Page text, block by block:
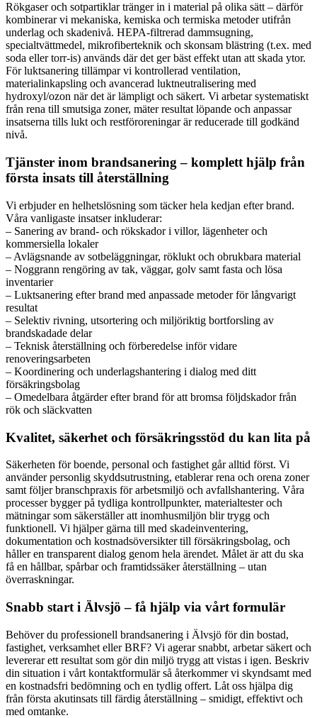
Rökgaser och sotpartiklar tränger in i material på olika sätt – därför
kombinerar vi mekaniska, kemiska och termiska metoder utifrån
underlag och skadenivå. HEPA-filtrerad dammsugning,
specialtvättmedel, mikrofiberteknik och skonsam blästring (t.ex. med
soda eller torr-is) används där det ger bäst effekt utan att skada ytor.
För luktsanering tillämpar vi kontrollerad ventilation,
materialinkapsling och avancerad luktneutralisering med
hydroxyl/ozon när det är lämpligt och säkert. Vi arbetar systematiskt
från rena till smutsiga zoner, mäter resultat löpande och anpassar
insatserna tills lukt och restföroreningar är reducerade till godkänd
nivå.
Tjänster inom brandsanering – komplett hjälp från
första insats till återställning
Vi erbjuder en helhetslösning som täcker hela kedjan efter brand.
Våra vanligaste insatser inkluderar:
– Sanering av brand- och rökskador i villor, lägenheter och
kommersiella lokaler
– Avlägsnande av sotbeläggningar, röklukt och obrukbara material
– Noggrann rengöring av tak, väggar, golv samt fasta och lösa
inventarier
– Luktsanering efter brand med anpassade metoder för långvarigt
resultat
– Selektiv rivning, utsortering och miljöriktig bortforsling av
brandskadade delar
– Teknisk återställning och förberedelse inför vidare
renoveringsarbeten
– Koordinering och underlagshantering i dialog med ditt
försäkringsbolag
– Omedelbara åtgärder efter brand för att bromsa följdskador från
rök och släckvatten
Kvalitet, säkerhet och försäkringsstöd du kan lita på
Säkerheten för boende, personal och fastighet går alltid först. Vi
använder personlig skyddsutrustning, etablerar rena och orena zoner
samt följer branschpraxis för arbetsmiljö och avfallshantering. Våra
processer bygger på tydliga kontrollpunkter, materialtester och
mätningar som säkerställer att inomhusmiljön blir trygg och
funktionell. Vi hjälper gärna till med skadeinventering,
dokumentation och kostnadsöversikter till försäkringsbolag, och
håller en transparent dialog genom hela ärendet. Målet är att du ska
få en hållbar, spårbar och framtidssäker återställning – utan
överraskningar.
Snabb start i Älvsjö – få hjälp via vårt formulär
Behöver du professionell brandsanering i Älvsjö för din bostad,
fastighet, verksamhet eller BRF? Vi agerar snabbt, arbetar säkert och
levererar ett resultat som gör din miljö trygg att vistas i igen. Beskriv
din situation i vårt kontaktformulär så återkommer vi skyndsamt med
en kostnadsfri bedömning och en tydlig offert. Låt oss hjälpa dig
från första akutinsats till färdig återställning – smidigt, effektivt och
med omtanke.